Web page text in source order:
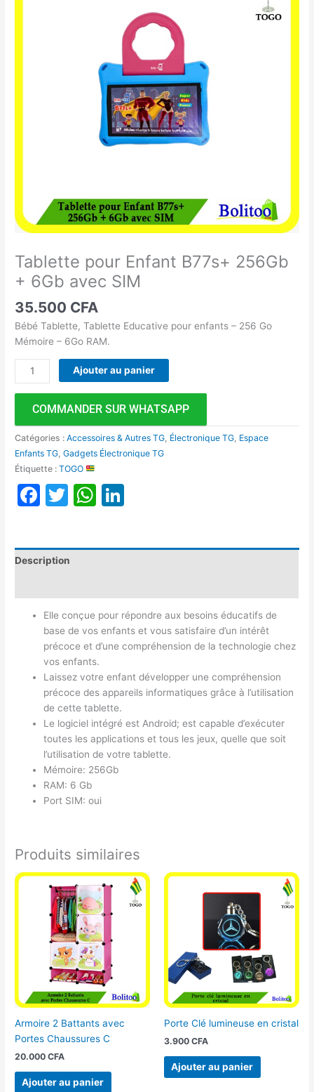
Tablette pour Enfant B77s+ 256Gb
+ 6Gb avec SIM
35.500 CFA
Bébé Tablette, Tablette Educative pour enfants – 256 Go
Mémoire – 6Go RAM.
Ajouter au panier
COMMANDER SUR WHATSAPP
Catégories :Accessoires & Autres TG Électronique TG Espace
Enfants TG ,Gadgets Électronique TG
Étiquette :TOGO
Facebook
TwitterWhatsApp
Description
Elle conçue pour répondre aux besoins éducatifs de
base de vos enfants et vous satisfaire d’un intérêt
précoce et d’une compréhension de la technologie chez
vos enfants.
Laissez votre enfant développer une compréhension
précoce des appareils informatiques grâce à l’utilisation
de cette tablette.
Le logiciel intégré est Android; est capable d’exécuter
toutes les applications et tous les jeux, quelle que soit
l’utilisation de votre tablette.
Mémoire: 256Gb
RAM: 6 Gb
Port SIM: oui
Produits similaires
Armoire 2 Battants avec
Portes Chaussures C
20.000CFA
Ajouter au panier
Porte Clé lumineuse en cristal
3.900 CFA
Ajouter au panier